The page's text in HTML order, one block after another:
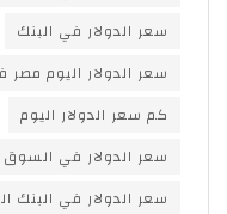
سعر الدولار في البنك
سعر الدولار اليوم
كم سعر الدولار اليوم
سعر الدولار في السوق
سعر الدولار في البنك